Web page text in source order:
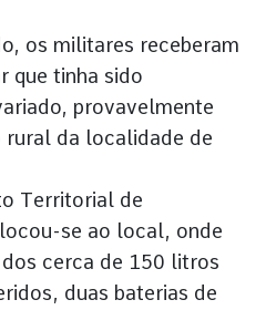
os militares receberam
que tinha sido
provavelmente
da localidade de
Territorial de
se ao local, onde
cerca de 150 litros
duas baterias de